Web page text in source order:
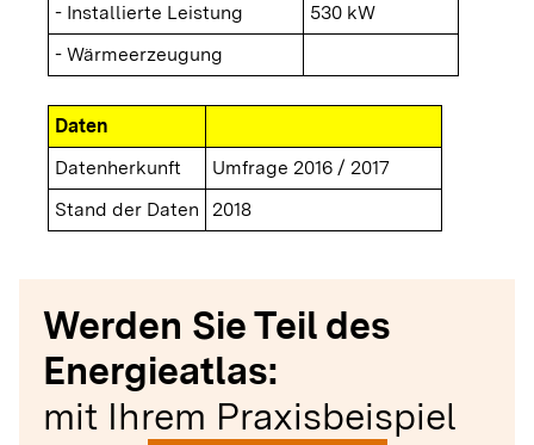
- Installierte Leistung
530 kW
- Wärmeerzeugung
Daten
Datenherkunft
Umfrage 2016 / 2017
Stand der Daten
2018
Werden Sie Teil des
Energieatlas:
mit Ihrem Praxisbeispiel